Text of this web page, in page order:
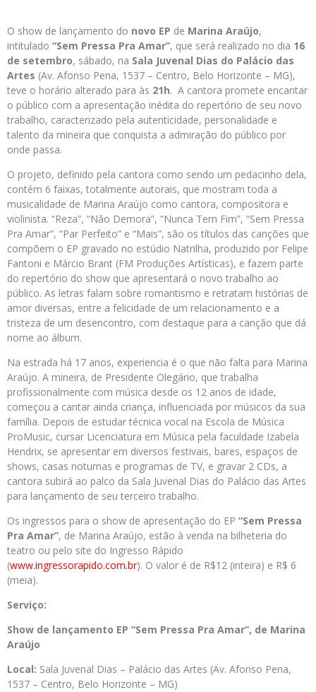
O show de lançamento do novo EP de Marina Araújo,
intitulado “Sem Pressa Pra Amar”, que será realizado no dia 16
de setembro, sábado, na Sala Juvenal Dias do Palácio das
Artes (Av. Afonso Pena, 1537 – Centro, Belo Horizonte – MG),
teve o horário alterado para às 21h. A cantora promete encantar
o público com a apresentação inédita do repertório de seu novo
trabalho, caracterizado pela autenticidade, personalidade e
talento da mineira que conquista a admiração do público por
onde passa.
O projeto, definido pela cantora como sendo um pedacinho dela,
contém 6 faixas, totalmente autorais, que mostram toda a
musicalidade de Marina Araújo como cantora, compositora e
violinista. “Reza”, “Não Demora”, “Nunca Tem Fim”, “Sem Pressa
Pra Amar”, “Par Perfeito” e “Mais”, são os títulos das canções que
compõem o EP gravado no estúdio Natrilha, produzido por Felipe
Fantoni e Márcio Brant (FM Produções Artísticas), e fazem parte
do repertório do show que apresentará o novo trabalho ao
público. As letras falam sobre romantismo e retratam histórias de
amor diversas, entre a felicidade de um relacionamento e a
tristeza de um desencontro, com destaque para a canção que dá
nome ao álbum.
Na estrada há 17 anos, experiencia é o que não falta para Marina
Araújo. A mineira, de Presidente Olegário, que trabalha
profissionalmente com música desde os 12 anos de idade,
começou a cantar ainda criança, influenciada por músicos da sua
família. Depois de estudar técnica vocal na Escola de Música
ProMusic, cursar Licenciatura em Música pela faculdade Izabela
Hendrix, se apresentar em diversos festivais, bares, espaços de
shows, casas noturnas e programas de TV, e gravar 2 CDs, a
cantora subirá ao palco da Sala Juvenal Dias do Palácio das Artes
para lançamento de seu terceiro trabalho.
Os ingressos para o show de apresentação do EP “Sem Pressa
Pra Amar”, de Marina Araújo, estão à venda na bilheteria do
teatro ou pelo site do Ingresso Rápido
(www.ingressorapido.com.br). O valor é de R$12 (inteira) e R$ 6
(meia).
Serviço:
Show de lançamento EP “Sem Pressa Pra Amar”, de Marina
Araújo
Local: Sala Juvenal Dias – Palácio das Artes (Av. Afonso Pena,
1537 – Centro, Belo Horizonte – MG)